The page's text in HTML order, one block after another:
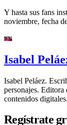
Y hasta sus fans
noviembre, fecha
Isabel
Isabel Peláez.
personajes.
contenidos digitales.
Regístrate